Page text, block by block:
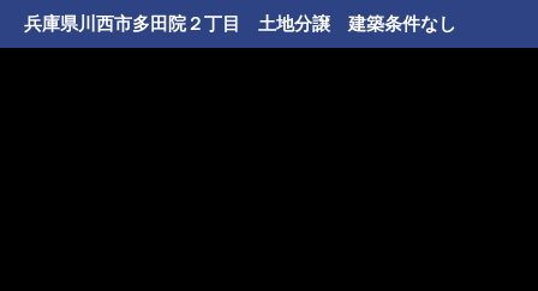
兵庫県川西市多田院２丁目 土地分譲 建築条件なし